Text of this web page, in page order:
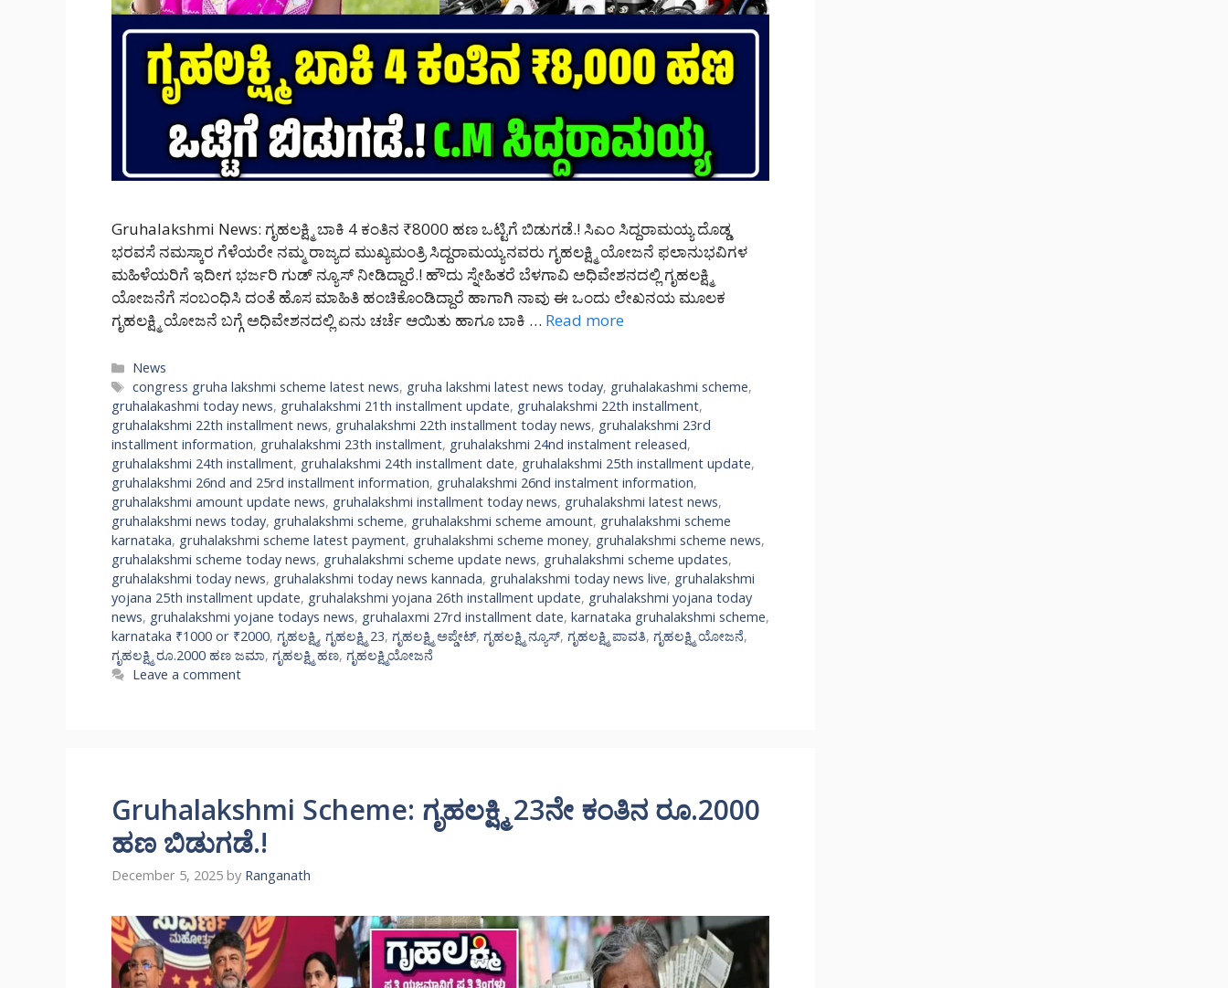
Gruhalakshmi News: ಗೃಹಲಕ್ಷ್ಮಿ ಬಾಕಿ 4 ಕಂತಿನ ₹8000 ಹಣ ಒಟ್ಟಿಗೆ ಬಿಡುಗಡೆ.! ಸಿಎಂ ಸಿದ್ದರಾಮಯ್ಯ ದೊಡ್ಡ
ಭರವಸೆ ನಮಸ್ಕಾರ ಗೆಳೆಯರೇ ನಮ್ಮ ರಾಜ್ಯದ ಮುಖ್ಯಮಂತ್ರಿ ಸಿದ್ದರಾಮಯ್ಯನವರು ಗೃಹಲಕ್ಷ್ಮಿ ಯೋಜನೆ ಫಲಾನುಭವಿಗಳ
ಮಹಿಳೆಯರಿಗೆ ಇದೀಗ ಭರ್ಜರಿ ಗುಡ್ ನ್ಯೂಸ್ ನೀಡಿದ್ದಾರೆ.! ಹೌದು ಸ್ನೇಹಿತರೆ ಬೆಳಗಾವಿ ಅಧಿವೇಶನದಲ್ಲಿ ಗೃಹಲಕ್ಷ್ಮಿ
ಯೋಜನೆಗೆ ಸಂಬಂಧಿಸಿ ದಂತೆ ಹೊಸ ಮಾಹಿತಿ ಹಂಚಿಕೊಂಡಿದ್ದಾರೆ ಹಾಗಾಗಿ ನಾವು ಈ ಒಂದು ಲೇಖನಯ ಮೂಲಕ
ಗೃಹಲಕ್ಷ್ಮಿ ಯೋಜನೆ ಬಗ್ಗೆ ಅಧಿವೇಶನದಲ್ಲಿ ಏನು ಚರ್ಚೆ ಆಯಿತು ಹಾಗೂ ಬಾಕಿ … Read more
Categories
News
Tags
congress gruha lakshmi scheme latest news, gruha lakshmi latest news today, gruhalakashmi scheme,
gruhalakashmi today news, gruhalakshmi 21th installment update, gruhalakshmi 22th installment,
gruhalakshmi 22th installment news, gruhalakshmi 22th installment today news, gruhalakshmi 23rd
installment information, gruhalakshmi 23th installment, gruhalakshmi 24nd instalment released,
gruhalakshmi 24th installment, gruhalakshmi 24th installment date, gruhalakshmi 25th installment update,
gruhalakshmi 26nd and 25rd installment information, gruhalakshmi 26nd instalment information,
gruhalakshmi amount update news, gruhalakshmi installment today news, gruhalakshmi latest news,
gruhalakshmi news today, gruhalakshmi scheme, gruhalakshmi scheme amount, gruhalakshmi scheme
karnataka, gruhalakshmi scheme latest payment, gruhalakshmi scheme money, gruhalakshmi scheme news,
gruhalakshmi scheme today news, gruhalakshmi scheme update news, gruhalakshmi scheme updates,
gruhalakshmi today news, gruhalakshmi today news kannada, gruhalakshmi today news live, gruhalakshmi
yojana 25th installment update, gruhalakshmi yojana 26th installment update, gruhalakshmi yojana today
news, gruhalakshmi yojane todays news, gruhalaxmi 27rd installment date, karnataka gruhalakshmi scheme,
karnataka ₹1000 or ₹2000, ಗೃಹಲಕ್ಷ್ಮಿ, ಗೃಹಲಕ್ಷ್ಮಿ 23, ಗೃಹಲಕ್ಷ್ಮಿ ಅಪ್ಡೇಟ್, ಗೃಹಲಕ್ಷ್ಮಿ ನ್ಯೂಸ್, ಗೃಹಲಕ್ಷ್ಮಿ ಪಾವತಿ, ಗೃಹಲಕ್ಷ್ಮಿ ಯೋಜನೆ,
ಗೃಹಲಕ್ಷ್ಮಿ ರೂ.2000 ಹಣ ಜಮಾ, ಗೃಹಲಕ್ಷ್ಮಿ ಹಣ, ಗೃಹಲಕ್ಷ್ಮಿಯೋಜನೆ
Leave a comment
Gruhalakshmi Scheme: ಗೃಹಲಕ್ಷ್ಮಿ 23ನೇ ಕಂತಿನ ರೂ.2000
ಹಣ ಬಿಡುಗಡೆ.!
December 5, 2025 by Ranganath